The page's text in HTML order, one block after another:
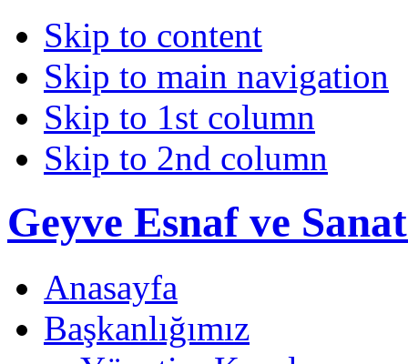
Skip to content
Skip to main navigation
Skip to 1st column
Skip to 2nd column
Geyve Esnaf ve
Anasayfa
Başkanlığımız